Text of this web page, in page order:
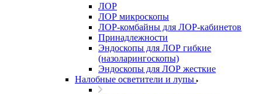
ЛОР
ЛОР микроскопы
ЛОР-комбайны для ЛОР-кабинетов
Принадлежности
Эндоскопы для ЛОР гибкие
(назоларингоскопы)
Эндоскопы для ЛОР жесткие
Налобные осветители и лупы